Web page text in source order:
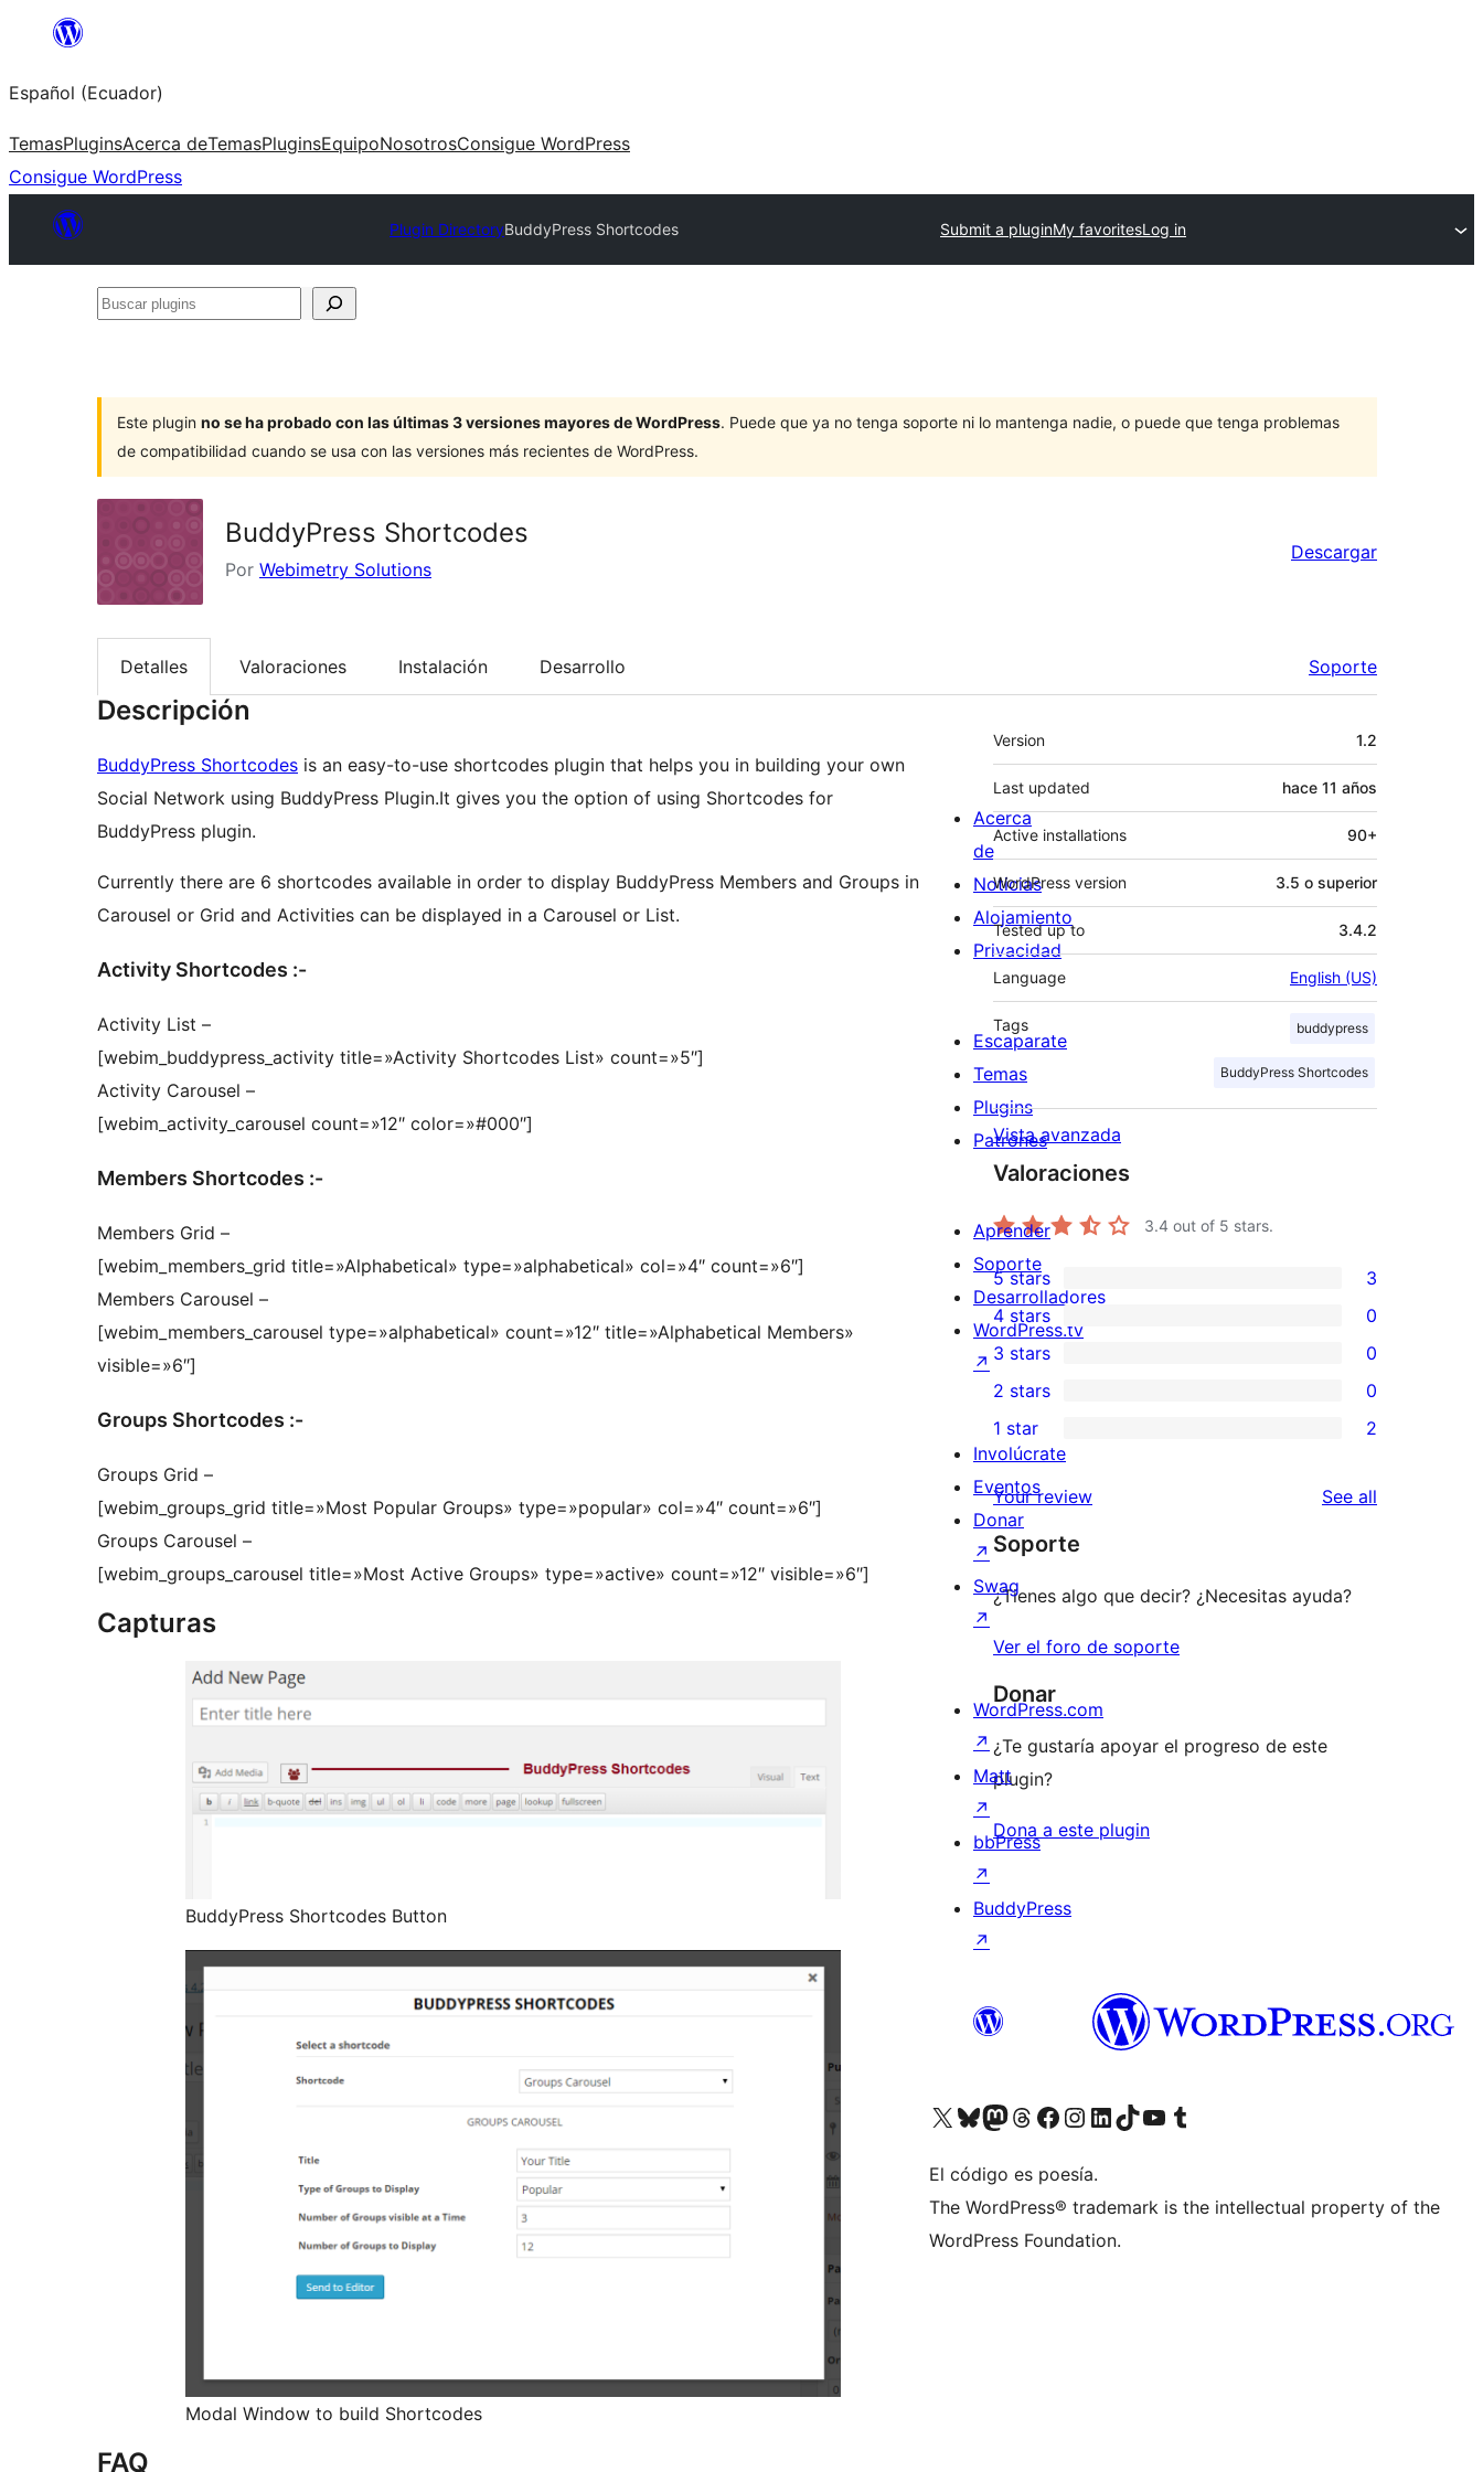
Saltar
contenido
Español (Ecuador)
TemasPluginsAcerca deTemasPluginsEquipoNosotrosConsigue WordPress
Consigue WordPress
Plugin DirectoryBuddyPress Shortcodes Submit a pluginMy favoritesLog in
Buscar
Este plugin no se ha probado con las últimas 3 versiones mayores de WordPress. Puede que ya no tenga soporte ni lo mantenga nadie, o puede que tenga problemas
de compatibilidad cuando se usa con las versiones más recientes de WordPress.
BuddyPress Shortcodes
Por Webimetry Solutions
Descargar
Detalles Valoraciones Instalación Desarrollo Soporte
Descripción
BuddyPress Shortcodes is an easy-to-use shortcodes plugin that helps you in building your own
Social Network using BuddyPress Plugin.It gives you the option of using Shortcodes for
BuddyPress plugin.
Currently there are 6 shortcodes available in order to display BuddyPress Members and Groups in
Carousel or Grid and Activities can be displayed in a Carousel or List.
Activity Shortcodes :-
Activity List –
[webim_buddypress_activity title=»Activity Shortcodes List» count=»5″]
Activity Carousel –
[webim_activity_carousel count=»12″ color=»#000″]
Members Shortcodes :-
Members Grid –
[webim_members_grid title=»Alphabetical» type=»alphabetical» col=»4″ count=»6″]
Members Carousel –
[webim_members_carousel type=»alphabetical» count=»12″ title=»Alphabetical Members»
visible=»6″]
Groups Shortcodes :-
Groups Grid –
[webim_groups_grid title=»Most Popular Groups» type=»popular» col=»4″ count=»6″]
Groups Carousel –
[webim_groups_carousel title=»Most Active Groups» type=»active» count=»12″ visible=»6″]
Capturas
BuddyPress Shortcodes Button
Modal Window to build Shortcodes
FAQ
Meta
Version 1.2
Last updated hace 11 años
Active installations 90+
WordPress version 3.5 o superior
Tested up to 3.4.2
Language English (US)
Tags buddypress
BuddyPress Shortcodes
Vista avanzada
Valoraciones
3.4 out of 5 stars.
3
5-
star
reviews
5 stars 3
0
4-
star
reviews
4 stars 0
0
3-
star
reviews
3 stars 0
2-
reviews
2 stars 0
star
reviews
1 star 2
Your review See all
Soporte
¿Tienes algo que decir? ¿Necesitas ayuda?
Ver el foro de soporte
Donar
¿Te gustaría apoyar el progreso de este
plugin?
Dona a este plugin
Acerca
de
Noticias
Alojamiento
Privacidad
Escaparate
Temas
Plugins
Patrones
Aprender
Soporte
Desarrolladores
WordPress.tv
↗
Involúcrate
Eventos
Donar
↗
Swag
↗
WordPress.com
↗
Matt
↗
bbPress
↗
BuddyPress
↗
Visita nuestra cuenta de X (anteriormente Twitter)
Visit our Bluesky account
Visit our Mastodon account
Visit our Threads account
Visita nuestra página de Facebook
Visita nuestra cuenta de Instagram
Visita nuestra cuenta de LinkedIn
Visit our TikTok account
Visita nuestro canal de YouTube
Visit our Tumblr account
El código es poesía.
The WordPress® trademark is the intellectual property of the
WordPress Foundation.